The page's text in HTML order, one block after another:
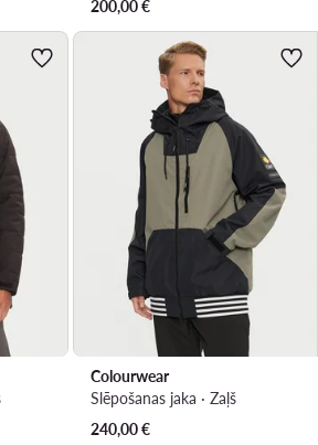
200,00€
Colourwear
Slēpošanas jaka · Zaļš
240,00€